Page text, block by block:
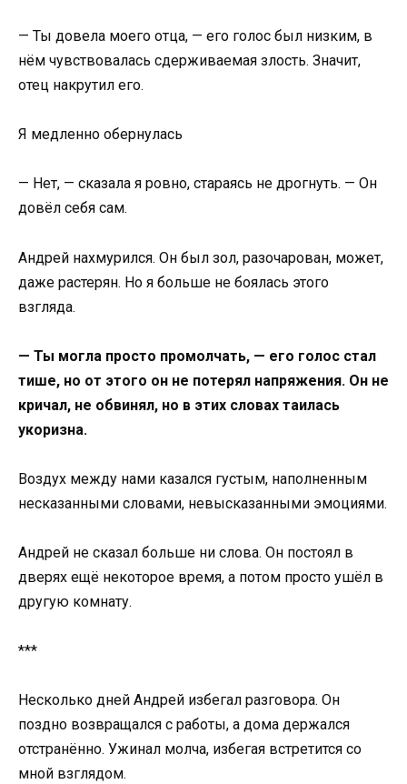
— Ты довела моего отца, — его голос был низким, в
нём чувствовалась сдерживаемая злость. Значит,
отец накрутил его.
Я медленно обернулась
— Нет, — сказала я ровно, стараясь не дрогнуть. — Он
довёл себя сам.
Андрей нахмурился. Он был зол, разочарован, может,
даже растерян. Но я больше не боялась этого
взгляда.
— Ты могла просто промолчать, — его голос стал
тише, но от этого он не потерял напряжения. Он не
кричал, не обвинял, но в этих словах таилась
укоризна.
Воздух между нами казался густым, наполненным
несказанными словами, невысказанными эмоциями.
Андрей не сказал больше ни слова. Он постоял в
дверях ещё некоторое время, а потом просто ушёл в
другую комнату.
***
Несколько дней Андрей избегал разговора. Он
поздно возвращался с работы, а дома держался
отстранённо. Ужинал молча, избегая встретится со
мной взглядом.